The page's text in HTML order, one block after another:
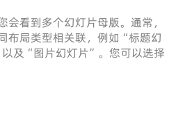
看到多个幻灯片母版。通常，
布局类型相关联，例如“标题幻
及“图片幻灯片”。您可以选择